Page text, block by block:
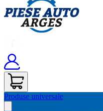
Produse universale